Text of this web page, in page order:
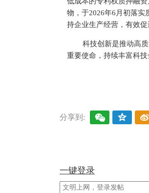
物，于2026年6月初落实
持企业生产经营，有效促
科技创新是推动高
重要使命，持续丰富科
分享到:
一键登录